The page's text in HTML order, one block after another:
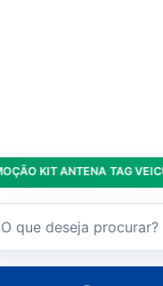
KIT ANTENA TAG VEICULAR
- AGL